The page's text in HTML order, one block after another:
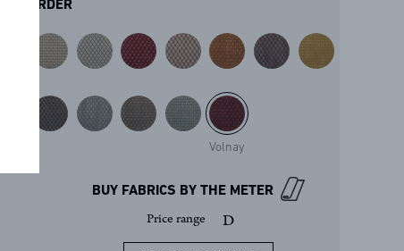
ORDER
Volnay
BUY FABRICS BY THE METER
Price range D